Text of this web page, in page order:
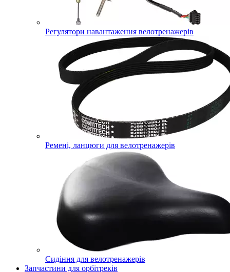
Регулятори навантаження велотренажерів
Ремені, ланцюги для велотренажерів
Сидіння для велотренажерів
Запчастини для орбітреків